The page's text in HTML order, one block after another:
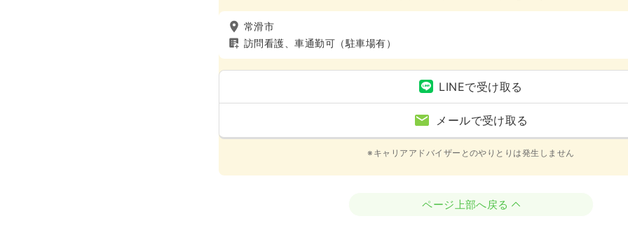
常滑市
訪問看護、車通勤可（駐車場有）
LINEで受け取る
メールで受け取る
※キャリアアドバイザーとのやりとりは発生しません
ページ上部へ戻る